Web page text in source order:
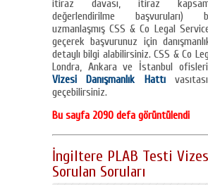
itiraz davası, itiraz
değerlendirilme başvuruları)
uzmanlaşmış CSS & Co Legal
geçerek başvurunuz için
detaylı bilgi alabilirsiniz. CSS & Co
Londra, Ankara ve İstanbul
Vizesi Danışmanlık Hattı
geçebilirsiniz.
Bu sayfa 2090 defa görüntülendi
İngiltere PLAB Testi
Sorulan Soruları